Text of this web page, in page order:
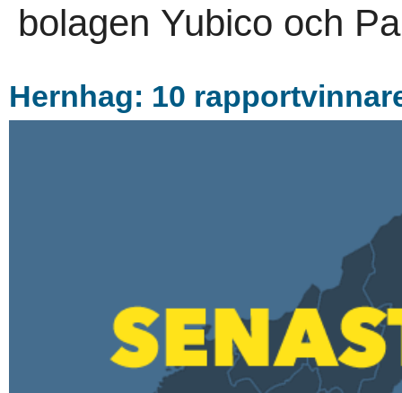
bolagen Yubico och
Hernhag: 10